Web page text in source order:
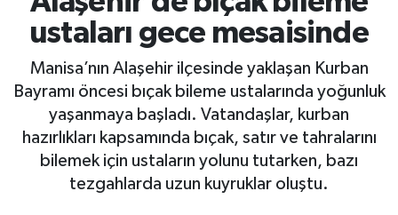
ustaları gece mesaisinde
Manisa’nın Alaşehir ilçesinde yaklaşan Kurban
Bayramı öncesi bıçak bileme ustalarında yoğunluk
yaşanmaya başladı. Vatandaşlar, kurban
hazırlıkları kapsamında bıçak, satır ve tahralarını
bilemek için ustaların yolunu tutarken, bazı
tezgahlarda uzun kuyruklar oluştu.
RESMİ İLAN
BİLİM VE TEKNOLOJİ
RESMİ İLAN
Yaşam
Tarih
Çevre